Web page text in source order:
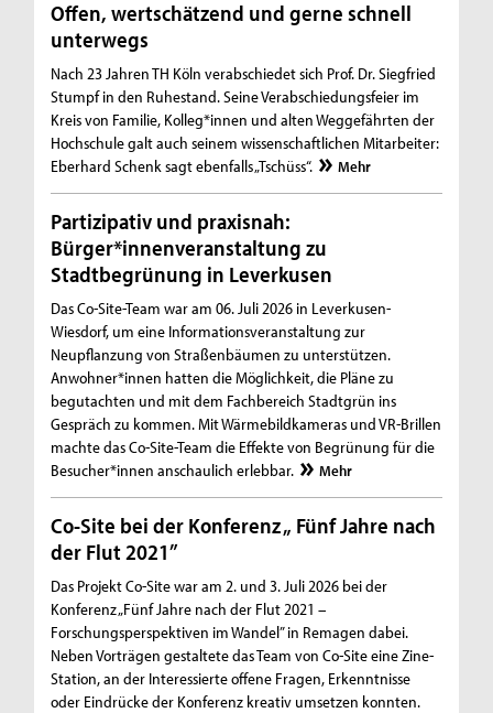
Offen, wertschätzend und gerne schnell
unterwegs
Nach 23 Jahren TH Köln verabschiedet sich Prof. Dr. Siegfried
Stumpf in den Ruhestand. Seine Verabschiedungsfeier im
Kreis von Familie, Kolleg*innen und alten Weggefährten der
Hochschule galt auch seinem wissenschaftlichen Mitarbeiter:
Eberhard Schenk sagt ebenfalls „Tschüss“.
Mehr
Partizipativ und praxisnah:
Bürger*innenveranstaltung zu
Stadtbegrünung in Leverkusen
Das Co-Site-Team war am 06. Juli 2026 in Leverkusen-
Wiesdorf, um eine Informationsveranstaltung zur
Neupflanzung von Straßenbäumen zu unterstützen.
Anwohner*innen hatten die Möglichkeit, die Pläne zu
begutachten und mit dem Fachbereich Stadtgrün ins
Gespräch zu kommen. Mit Wärmebildkameras und VR-Brillen
machte das Co-Site-Team die Effekte von Begrünung für die
Besucher*innen anschaulich erlebbar.
Mehr
Co-Site bei der Konferenz „ Fünf Jahre nach
der Flut 2021”
Das Projekt Co-Site war am 2. und 3. Juli 2026 bei der
Konferenz „Fünf Jahre nach der Flut 2021 –
Forschungsperspektiven im Wandel” in Remagen dabei.
Neben Vorträgen gestaltete das Team von Co-Site eine Zine-
Station, an der Interessierte offene Fragen, Erkenntnisse
oder Eindrücke der Konferenz kreativ umsetzen konnten.